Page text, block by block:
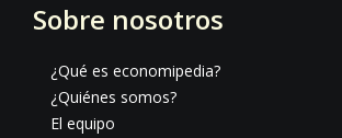
Sobre nosotros
¿Qué es economipedia?
¿Quiénes somos?
El equipo